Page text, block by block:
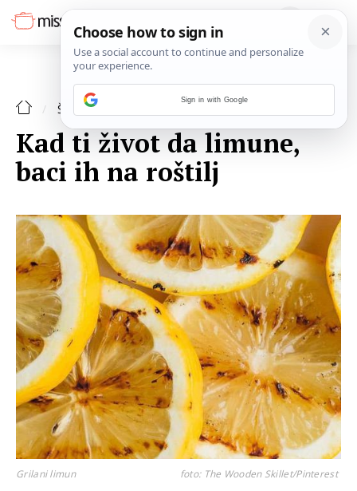
ŠPAJZA
Kad ti život da limune,
baci ih na roštilj
Grilani limun foto: The Wooden Skillet/Pinterest
Sign in with Google